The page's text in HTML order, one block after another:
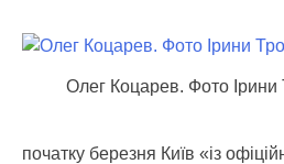
Олег Коцарев. Фото Ірини
початку березня Київ «із